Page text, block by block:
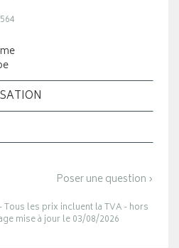
Poser une question ›
les prix incluent la TVA - hors
mise à jour le 03/08/2026